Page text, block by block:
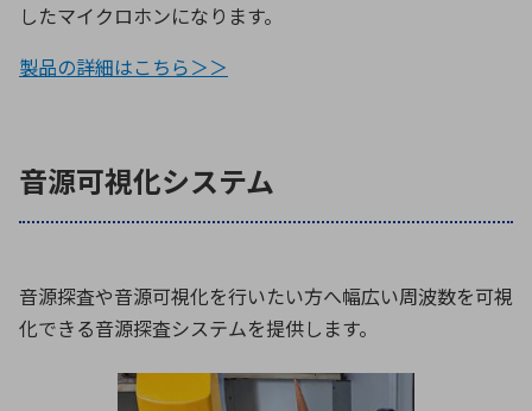
したマイクロホンになります。
製品の詳細はこちら＞＞
音源可視化システム
音源探査や音源可視化を行いたい方へ幅広い周波数を可視
化できる音源探査システムを提供します。